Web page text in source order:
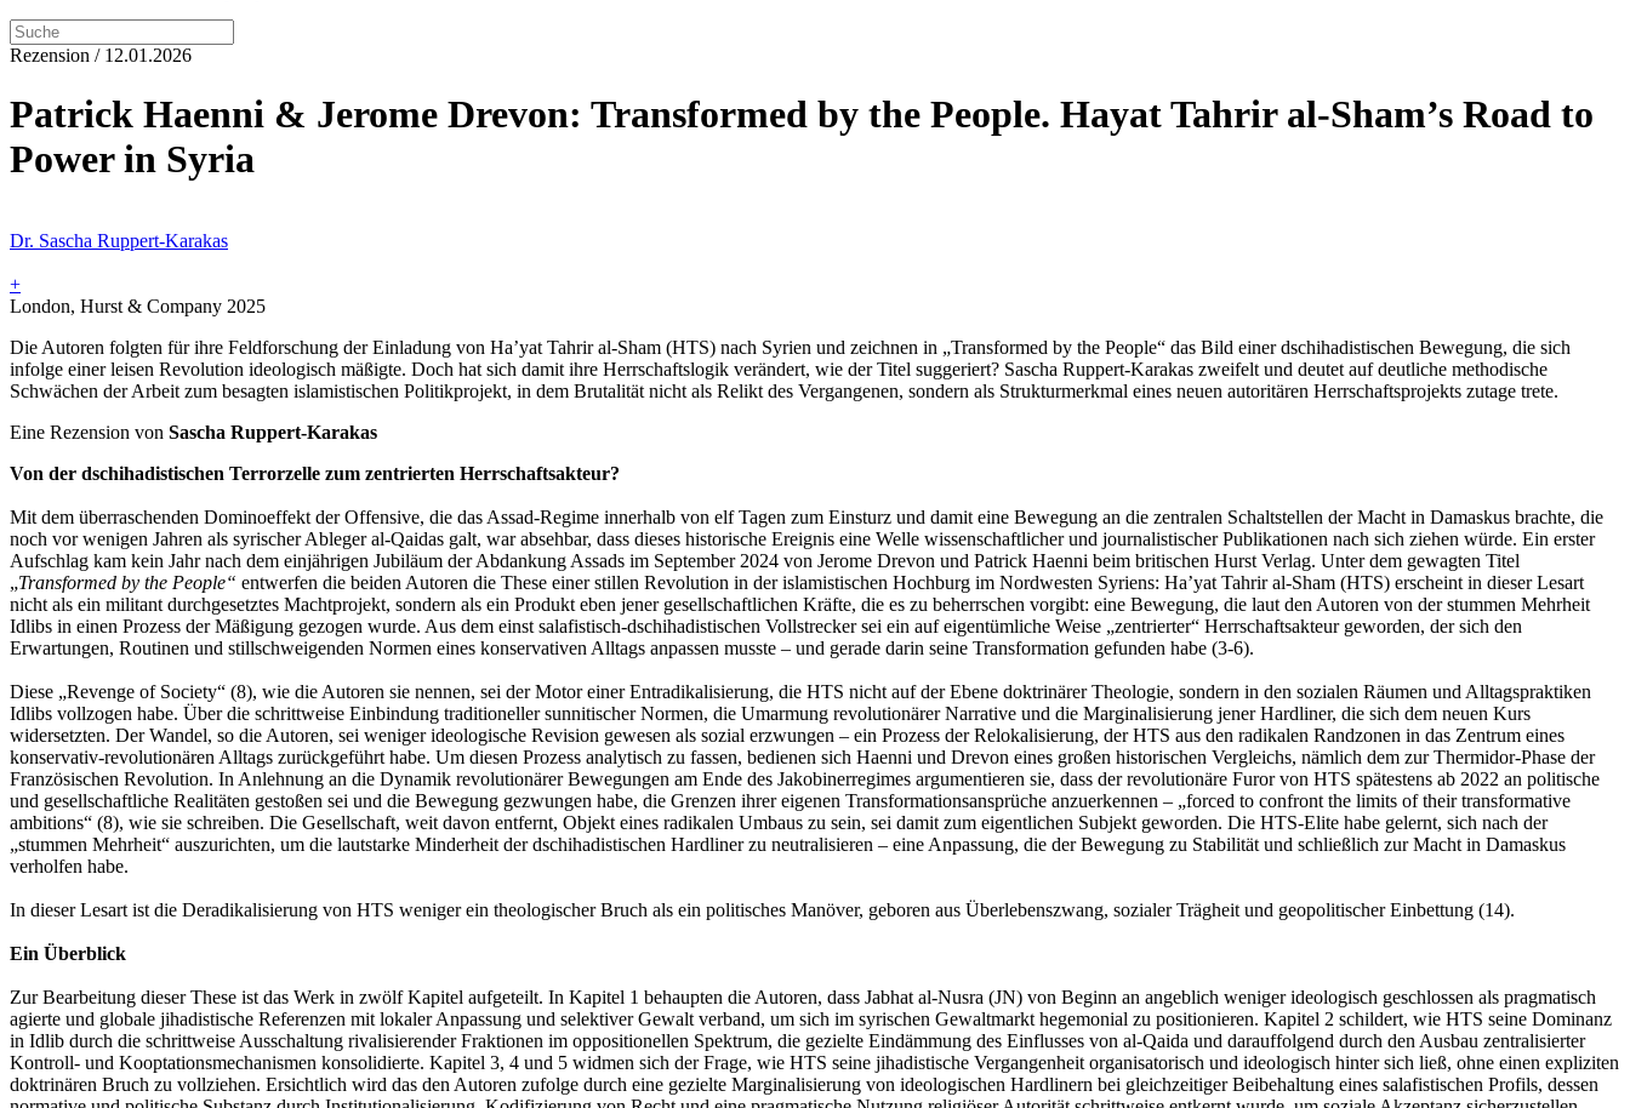
Rezension / 12.01.2026
Patrick Haenni & Jerome Drevon: Transformed by the People. Hayat Tahrir al-Sham’s Road to
Power in Syria
Dr. Sascha Ruppert-Karakas
+
London, Hurst & Company 2025
Die Autoren folgten für ihre Feldforschung der Einladung von Ha’yat Tahrir al-Sham (HTS) nach Syrien und zeichnen in „Transformed by the People“ das Bild einer dschihadistischen Bewegung, die sich
infolge einer leisen Revolution ideologisch mäßigte. Doch hat sich damit ihre Herrschaftslogik verändert, wie der Titel suggeriert? Sascha Ruppert-Karakas zweifelt und deutet auf deutliche methodische
Schwächen der Arbeit zum besagten islamistischen Politikprojekt, in dem Brutalität nicht als Relikt des Vergangenen, sondern als Strukturmerkmal eines neuen autoritären Herrschaftsprojekts zutage trete.
Eine Rezension von Sascha Ruppert-Karakas
Von der dschihadistischen Terrorzelle zum zentrierten Herrschaftsakteur?
Mit dem überraschenden Dominoeffekt der Offensive, die das Assad-Regime innerhalb von elf Tagen zum Einsturz und damit eine Bewegung an die zentralen Schaltstellen der Macht in Damaskus brachte, die
noch vor wenigen Jahren als syrischer Ableger al-Qaidas galt, war absehbar, dass dieses historische Ereignis eine Welle wissenschaftlicher und journalistischer Publikationen nach sich ziehen würde. Ein erster
Aufschlag kam kein Jahr nach dem einjährigen Jubiläum der Abdankung Assads im September 2024 von Jerome Drevon und Patrick Haenni beim britischen Hurst Verlag. Unter dem gewagten Titel
„Transformed by the People“ entwerfen die beiden Autoren die These einer stillen Revolution in der islamistischen Hochburg im Nordwesten Syriens: Ha’yat Tahrir al-Sham (HTS) erscheint in dieser Lesart
nicht als ein militant durchgesetztes Machtprojekt, sondern als ein Produkt eben jener gesellschaftlichen Kräfte, die es zu beherrschen vorgibt: eine Bewegung, die laut den Autoren von der stummen Mehrheit
Idlibs in einen Prozess der Mäßigung gezogen wurde. Aus dem einst salafistisch-dschihadistischen Vollstrecker sei ein auf eigentümliche Weise „zentrierter“ Herrschaftsakteur geworden, der sich den
Erwartungen, Routinen und stillschweigenden Normen eines konservativen Alltags anpassen musste – und gerade darin seine Transformation gefunden habe (3-6).
Diese „Revenge of Society“ (8), wie die Autoren sie nennen, sei der Motor einer Entradikalisierung, die HTS nicht auf der Ebene doktrinärer Theologie, sondern in den sozialen Räumen und Alltagspraktiken
Idlibs vollzogen habe. Über die schrittweise Einbindung traditioneller sunnitischer Normen, die Umarmung revolutionärer Narrative und die Marginalisierung jener Hardliner, die sich dem neuen Kurs
widersetzten. Der Wandel, so die Autoren, sei weniger ideologische Revision gewesen als sozial erzwungen – ein Prozess der Relokalisierung, der HTS aus den radikalen Randzonen in das Zentrum eines
konservativ-revolutionären Alltags zurückgeführt habe. Um diesen Prozess analytisch zu fassen, bedienen sich Haenni und Drevon eines großen historischen Vergleichs, nämlich dem zur Thermidor-Phase der
Französischen Revolution. In Anlehnung an die Dynamik revolutionärer Bewegungen am Ende des Jakobinerregimes argumentieren sie, dass der revolutionäre Furor von HTS spätestens ab 2022 an politische
und gesellschaftliche Realitäten gestoßen sei und die Bewegung gezwungen habe, die Grenzen ihrer eigenen Transformationsansprüche anzuerkennen – „forced to confront the limits of their transformative
ambitions“ (8), wie sie schreiben. Die Gesellschaft, weit davon entfernt, Objekt eines radikalen Umbaus zu sein, sei damit zum eigentlichen Subjekt geworden. Die HTS-Elite habe gelernt, sich nach der
„stummen Mehrheit“ auszurichten, um die lautstarke Minderheit der dschihadistischen Hardliner zu neutralisieren – eine Anpassung, die der Bewegung zu Stabilität und schließlich zur Macht in Damaskus
verholfen habe.
In dieser Lesart ist die Deradikalisierung von HTS weniger ein theologischer Bruch als ein politisches Manöver, geboren aus Überlebenszwang, sozialer Trägheit und geopolitischer Einbettung (14).
Ein Überblick
Zur Bearbeitung dieser These ist das Werk in zwölf Kapitel aufgeteilt. In Kapitel 1 behaupten die Autoren, dass Jabhat al-Nusra (JN) von Beginn an angeblich weniger ideologisch geschlossen als pragmatisch
agierte und globale jihadistische Referenzen mit lokaler Anpassung und selektiver Gewalt verband, um sich im syrischen Gewaltmarkt hegemonial zu positionieren. Kapitel 2 schildert, wie HTS seine Dominanz
in Idlib durch die schrittweise Ausschaltung rivalisierender Fraktionen im oppositionellen Spektrum, die gezielte Eindämmung des Einflusses von al-Qaida und darauffolgend durch den Ausbau zentralisierter
Kontroll- und Kooptationsmechanismen konsolidierte. Kapitel 3, 4 und 5 widmen sich der Frage, wie HTS seine jihadistische Vergangenheit organisatorisch und ideologisch hinter sich ließ, ohne einen expliziten
doktrinären Bruch zu vollziehen. Ersichtlich wird das den Autoren zufolge durch eine gezielte Marginalisierung von ideologischen Hardlinern bei gleichzeitiger Beibehaltung eines salafistischen Profils, dessen